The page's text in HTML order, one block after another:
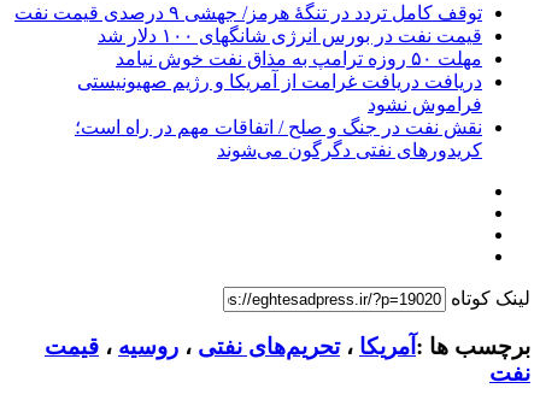
توقف کامل تردد در تنگۀ هرمز/ جهشی ۹ درصدی قیمت نفت
قیمت نفت در بورس انرژی شانگهای ۱۰۰ دلار شد
مهلت ۵۰ روزه ترامپ به مذاق نفت خوش نیامد
دریافت دریافت غرامت از آمریکا و رژیم صهیونیستی
فراموش نشود
نقش نفت در جنگ و صلح / اتفاقات مهم در راه است؛
کریدورهای نفتی دگرگون می‌شوند
لینک کوتاه
برچسب ها : آمریکا ،تحریم‌های نفتی ، روسیه ، قیمت
نفت